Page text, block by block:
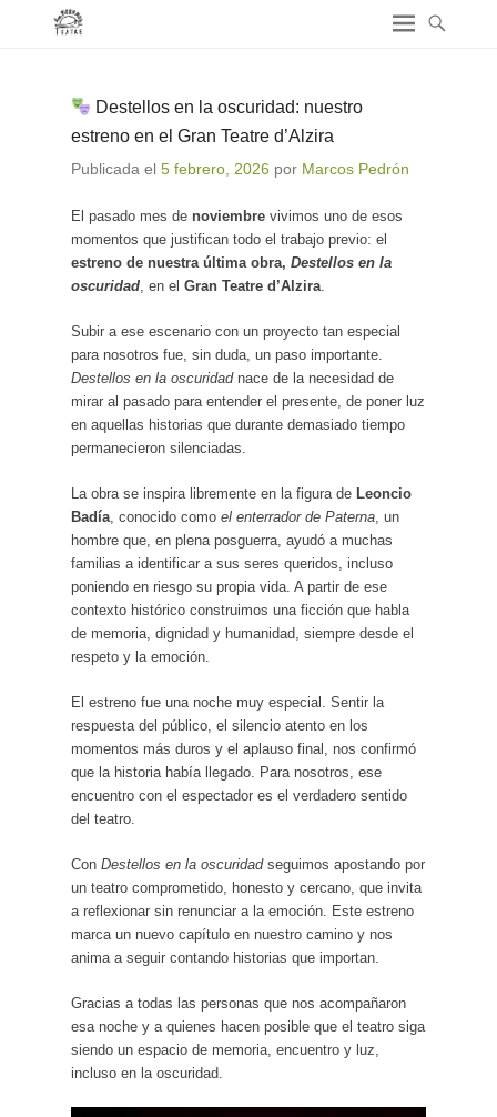
Destellos en la oscuridad: nuestro
estreno en el Gran Teatre d’Alzira
Publicada el 5 febrero, 2026 por Marcos Pedrón
El pasado mes de noviembre vivimos uno de esos
momentos que justifican todo el trabajo previo: el
estreno de nuestra última obra, Destellos en la
oscuridad, en el Gran Teatre d’Alzira.
Subir a ese escenario con un proyecto tan especial
para nosotros fue, sin duda, un paso importante.
Destellos en la oscuridadnace de la necesidad de
mirar al pasado para entender el presente, de poner luz
en aquellas historias que durante demasiado tiempo
permanecieron silenciadas.
La obra se inspira libremente en la figura de Leoncio
Badía, conocido como el enterrador de Paterna, un
hombre que, en plena posguerra, ayudó a muchas
familias a identificar a sus seres queridos, incluso
poniendo en riesgo su propia vida. A partir de ese
contexto histórico construimos una ficción que habla
de memoria, dignidad y humanidad, siempre desde el
respeto y la emoción.
El estreno fue una noche muy especial. Sentir la
respuesta del público, el silencio atento en los
momentos más duros y el aplauso final, nos confirmó
que la historia había llegado. Para nosotros, ese
encuentro con el espectador es el verdadero sentido
del teatro.
Con Destellos en la oscuridadseguimos apostando por
un teatro comprometido, honesto y cercano, que invita
a reflexionar sin renunciar a la emoción. Este estreno
marca un nuevo capítulo en nuestro camino y nos
anima a seguir contando historias que importan.
Gracias a todas las personas que nos acompañaron
esa noche y a quienes hacen posible que el teatro siga
siendo un espacio de memoria, encuentro y luz,
incluso en la oscuridad.